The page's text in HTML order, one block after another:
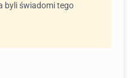
byli świadomi tego